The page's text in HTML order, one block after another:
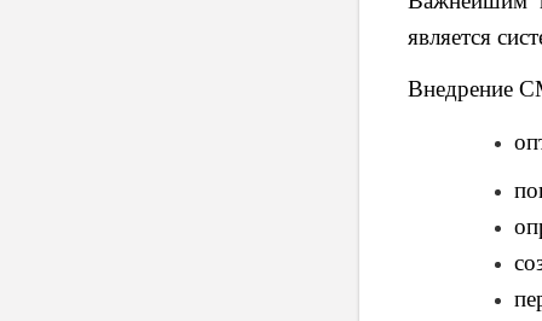
является
Внедрение